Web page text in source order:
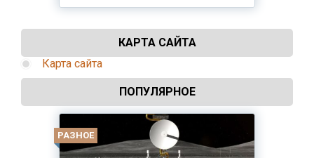
КАРТА САЙТА
Карта сайта
ПОПУЛЯРНОЕ
РАЗНОЕ